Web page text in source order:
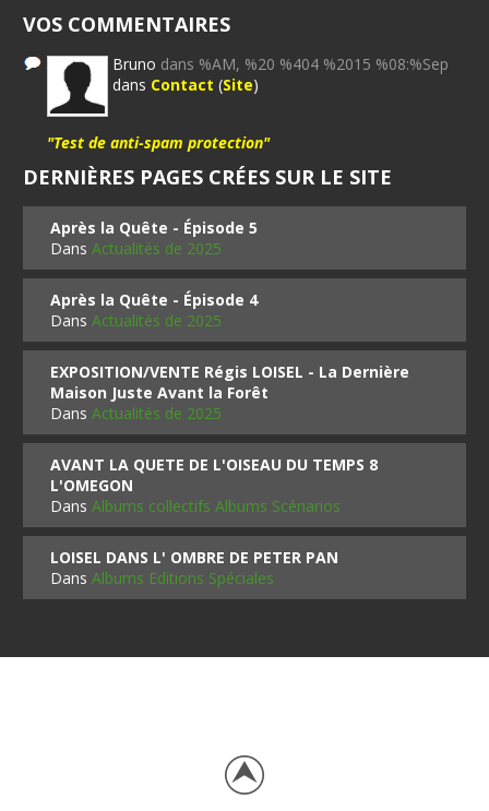
VOS COMMENTAIRES
Bruno dans %AM, %20 %404 %2015 %08:%Sep
dans Contact (Site)
"Test de anti-spam protection"
DERNIÈRES PAGES CRÉES SUR LE SITE
Après la Quête - Épisode 5
DansActualités de 2025
Après la Quête - Épisode 4
DansActualités de 2025
EXPOSITION/VENTE Régis LOISEL - La Dernière
Maison Juste Avant la Forêt
DansActualités de 2025
AVANT LA QUETE DE L'OISEAU DU TEMPS 8
L'OMEGON
DansAlbums collectifs Albums Scénarios
LOISEL DANS L' OMBRE DE PETER PAN
DansAlbums Editions Spéciales